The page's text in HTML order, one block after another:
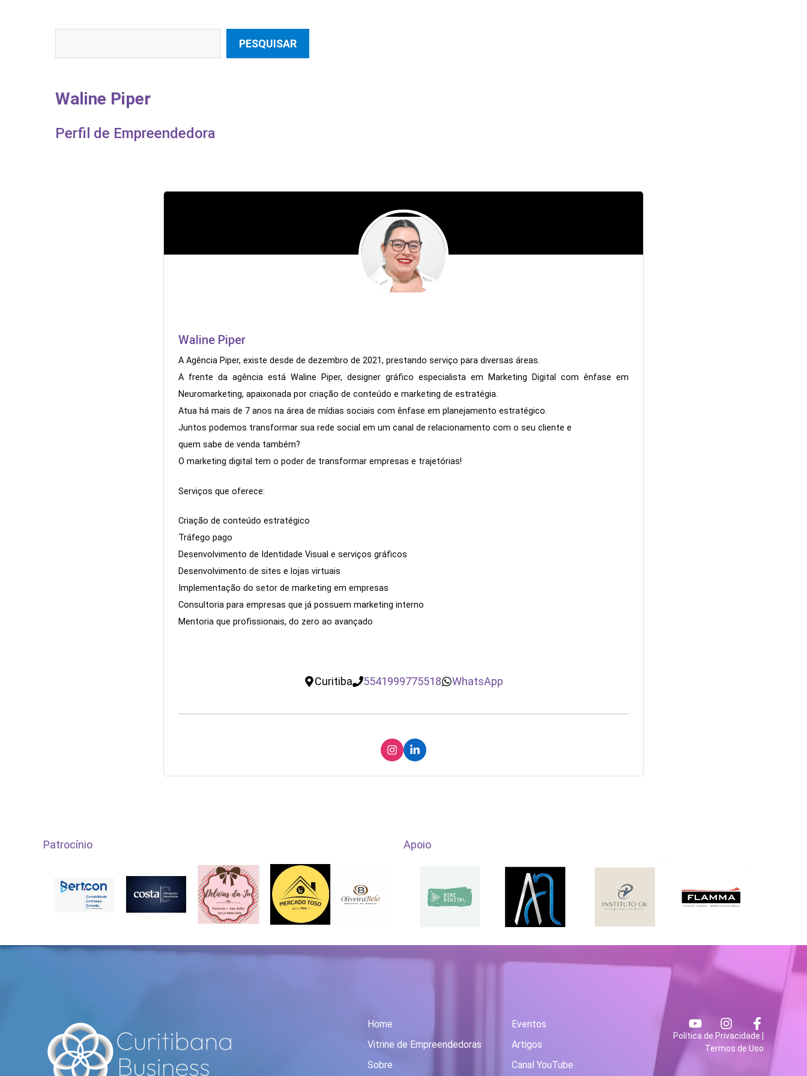
PESQUISAR
Waline Piper
Perfil de Empreendedora
Waline Piper
A Agência Piper, existe desde de dezembro de 2021, prestando serviço para diversas áreas.
A frente da agência está Waline Piper, designer gráfico especialista em Marketing Digital com ênfase em
Neuromarketing, apaixonada por criação de conteúdo e marketing de estratégia.
Atua há mais de 7 anos na área de mídias sociais com ênfase em planejamento estratégico.
Juntos podemos transformar sua rede social em um canal de relacionamento com o seu cliente e
quem sabe de venda também?
O marketing digital tem o poder de transformar empresas e trajetórias!
Serviços que oferece:
Criação de conteúdo estratégico
Tráfego pago
Desenvolvimento de Identidade Visual e serviços gráficos
Desenvolvimento de sites e lojas virtuais
Implementação do setor de marketing em empresas
Consultoria para empresas que já possuem marketing interno
Mentoria que profissionais, do zero ao avançado
Curitiba 5541999775518 WhatsApp
Patrocínio Apoio
Home
Vitrine de Empreendedoras
Sobre
Eventos
Artigos
Canal YouTube
Política de Privacidade
Termos de Uso